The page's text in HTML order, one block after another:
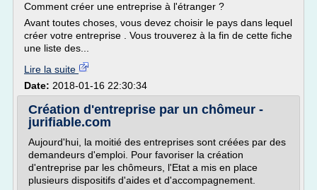
Comment créer une entreprise à l'étranger ?
Avant toutes choses, vous devez choisir le pays dans lequel
créer votre entreprise . Vous trouverez à la fin de cette fiche
une liste des...
Lire la suite
Date: 2018-01-16 22:30:34
Création d'entreprise par un chômeur -
jurifiable.com
Aujourd'hui, la moitié des entreprises sont créées par des
demandeurs d'emploi. Pour favoriser la création
d'entreprise par les chômeurs, l'Etat a mis en place
plusieurs dispositifs d'aides et d'accompagnement.